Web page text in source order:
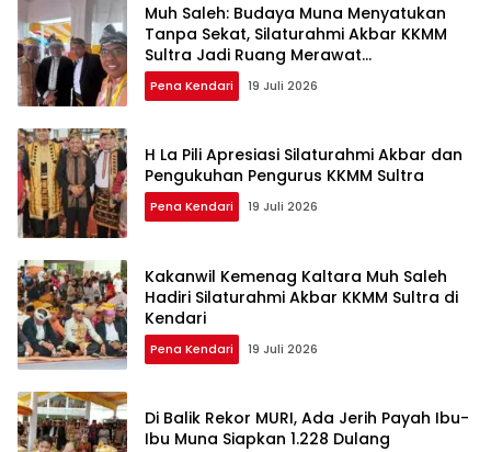
Muh Saleh: Budaya Muna Menyatukan
Tanpa Sekat, Silaturahmi Akbar KKMM
Sultra Jadi Ruang Merawat
Persaudaraan
Pena Kendari 19 Juli 2026
H La Pili Apresiasi Silaturahmi Akbar dan
Pengukuhan Pengurus KKMM Sultra
Pena Kendari 19 Juli 2026
Kakanwil Kemenag Kaltara Muh Saleh
Hadiri Silaturahmi Akbar KKMM Sultra di
Kendari
Pena Kendari 19 Juli 2026
Di Balik Rekor MURI, Ada Jerih Payah Ibu-
Ibu Muna Siapkan 1.228 Dulang